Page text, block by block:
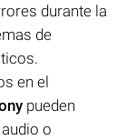
durante la
de
en el
pueden
o